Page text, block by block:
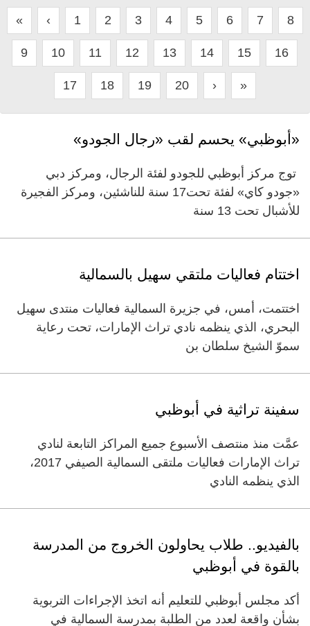
« ‹ 1 2 3 4 5 6 7 8
9 10 11 12 13 14 15 16
17 18 19 20 › »
‏«أبوظبي» يحسم لقب «رجال الجودو»
‏ ‏توج مركز أبوظبي للجودو لفئة الرجال، ومركز دبي
«جودو كاي» لفئة تحت17 سنة للناشئين، ومركز الفجيرة
للأشبال تحت 13 سنة
اختتام فعاليات ملتقي سهيل بالسمالية
اختتمت، أمس، في جزيرة السمالية فعاليات منتدى سهيل
البحري، الذي ينظمه نادي تراث الإمارات، تحت رعاية
سموّ الشيخ سلطان بن
سفينة تراثية في أبوظبي
عمَّت منذ منتصف الأسبوع جميع المراكز التابعة لنادي
تراث الإمارات فعاليات ملتقى السمالية الصيفي 2017،
الذي ينظمه النادي
بالفيديو.. طلاب يحاولون الخروج من المدرسة
بالقوة في أبوظبي
أكد مجلس أبوظبي للتعليم أنه اتخذ الإجراءات التربوية
بشأن واقعة لعدد من الطلبة بمدرسة السمالية في